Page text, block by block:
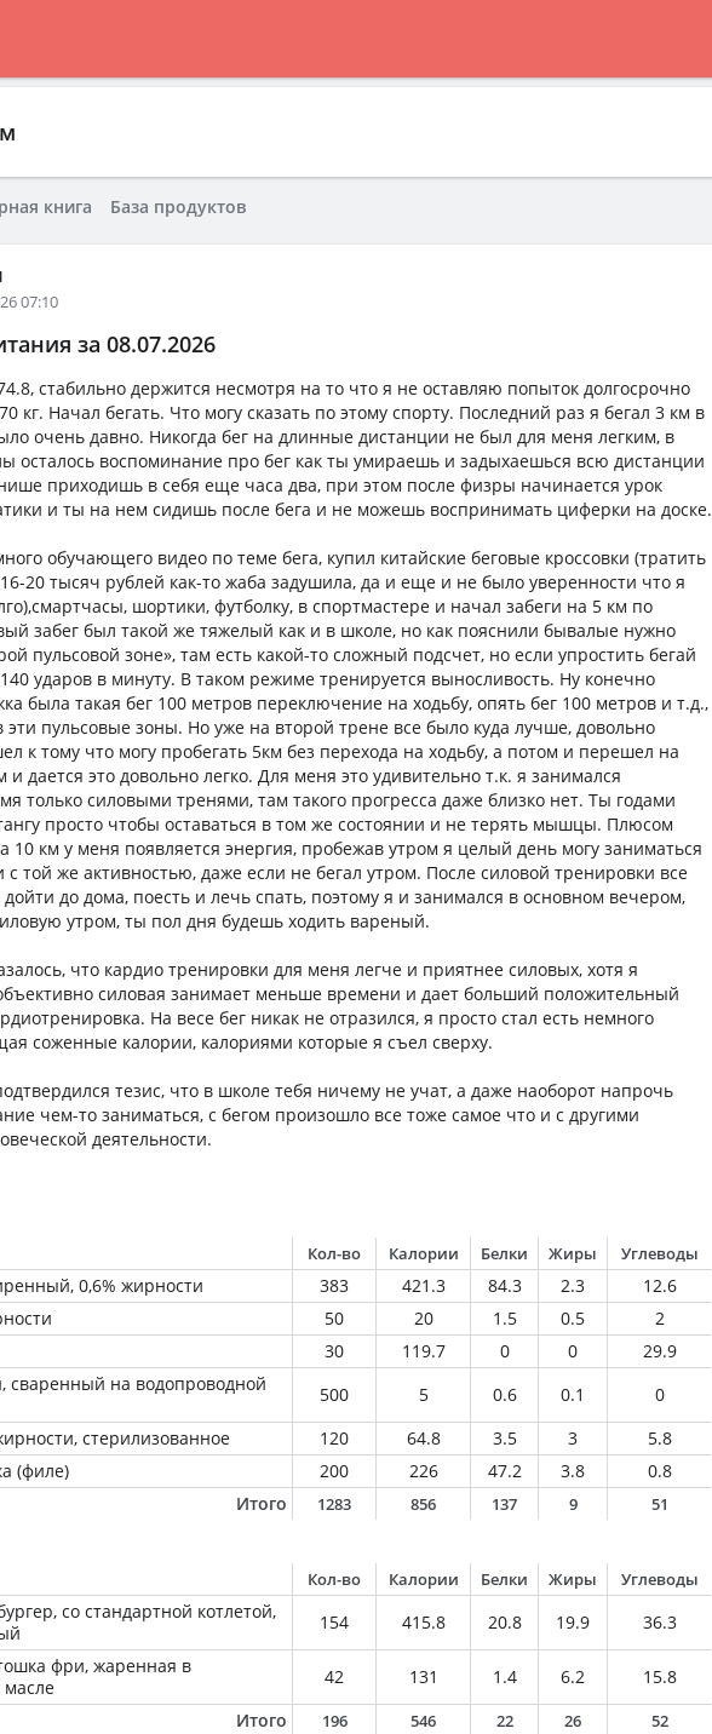
книга База продуктов
07:10
за 08.07.2026
стабильно держится несмотря на то что я не оставляю попыток долгосрочно
кг. Начал бегать. Что могу сказать по этому спорту. Последний раз я бегал 3 км в
очень давно. Никогда бег на длинные дистанции не был для меня легким, в
осталось воспоминание про бег как ты умираешь и задыхаешься всю дистанции
приходишь в себя еще часа два, при этом после физры начинается урок
и ты на нем сидишь после бега и не можешь воспринимать циферки на доске.
обучающего видео по теме бега, купил китайские беговые кроссовки (тратить
20 тысяч рублей как-то жаба задушила, да и еще и не было уверенности что я
шортики, футболку, в спортмастере и начал забеги на 5 км по
забег был такой же тяжелый как и в школе, но как пояснили бывалые нужно
пульсовой зоне», там есть какой-то сложный подсчет, но если упростить бегай
ударов в минуту. В таком режиме тренируется выносливость. Ну конечно
была такая бег 100 метров переключение на ходьбу, опять бег 100 метров и т.д.,
эти пульсовые зоны. Но уже на второй трене все было куда лучше, довольно
к тому что могу пробегать 5км без перехода на ходьбу, а потом и перешел на
и дается это довольно легко. Для меня это удивительно т.к. я занимался
только силовыми тренями, там такого прогресса даже близко нет. Ты годами
просто чтобы оставаться в том же состоянии и не терять мышцы. Плюсом
10 км у меня появляется энергия, пробежав утром я целый день могу заниматься
той же активностью, даже если не бегал утром. После силовой тренировки все
дойти до дома, поесть и лечь спать, поэтому я и занимался в основном вечером,
утром, ты пол дня будешь ходить вареный.
что кардио тренировки для меня легче и приятнее силовых, хотя я
силовая занимает меньше времени и дает больший положительный
На весе бег никак не отразился, я просто стал есть немного
соженные калории, калориями которые я съел сверху.
тезис, что в школе тебя ничему не учат, а даже наоборот напрочь
чем-то заниматься, с бегом произошло все тоже самое что и с другими
деятельности.
Кол-во Калории Белки Жиры Углеводы
0,6% жирности 383 421.3 84.3 2.3
12.6
50 20 1.5 0.5
2
30 119.7 0 0
29.9
сваренный на водопроводной
500 5 0.6 0.1
0
стерилизованное
120 64.8 3.5 3
5.8
(филе)
200 226 47.2 3.8
0.8
Итого
1283 856 137 9 51
Кол-во Калории Белки Жиры Углеводы
со стандартной котлетой,
154 415.8 20.8 19.9
36.3
фри, жаренная в
масле
42 131 1.4 6.2
15.8
Итого
196 546 22 26 52